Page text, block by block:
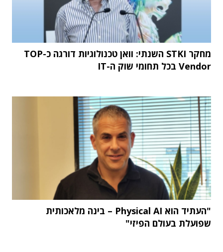
מחקר STKI השנתי: וואן טכנולוגיות דורגה כ-TOP
Vendor בכל תחומי שוק ה-IT
"העתיד הוא Physical AI – בינה מלאכותית
שפועלת בעולם הפיזי"